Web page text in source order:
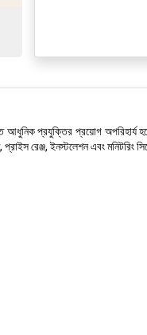
আধুনিক প্রযুক্তির প্রয়োগ অপরিহার্য
রেঞ্জ, ইনস্টলেশন এবং মনিটরিং